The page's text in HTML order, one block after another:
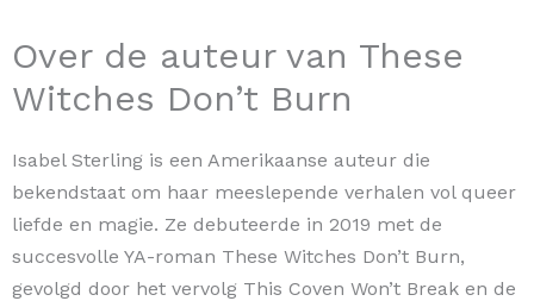
Over de auteur van These
Witches Don’t Burn
Isabel Sterling is een Amerikaanse auteur die
bekendstaat om haar meeslepende verhalen vol queer
liefde en magie. Ze debuteerde in 2019 met de
succesvolle YA-roman These Witches Don’t Burn,
gevolgd door het vervolg This Coven Won’t Break en de